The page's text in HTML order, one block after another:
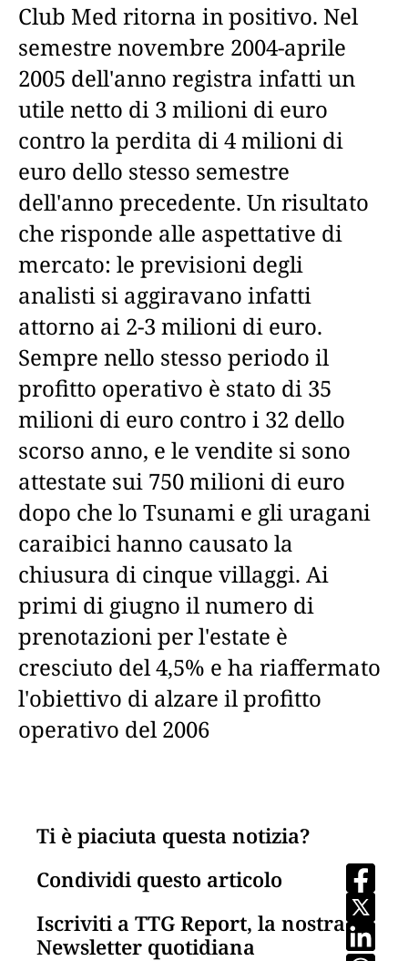
Club Med ritorna in positivo. Nel
semestre novembre 2004-aprile
2005 dell'anno registra infatti un
utile netto di 3 milioni di euro
contro la perdita di 4 milioni di
euro dello stesso semestre
dell'anno precedente. Un risultato
che risponde alle aspettative di
mercato: le previsioni degli
analisti si aggiravano infatti
attorno ai 2-3 milioni di euro.
Sempre nello stesso periodo il
profitto operativo è stato di 35
milioni di euro contro i 32 dello
scorso anno, e le vendite si sono
attestate sui 750 milioni di euro
dopo che lo Tsunami e gli uragani
caraibici hanno causato la
chiusura di cinque villaggi. Ai
primi di giugno il numero di
prenotazioni per l'estate è
cresciuto del 4,5% e ha riaffermato
l'obiettivo di alzare il profitto
operativo del 2006
Ti è piaciuta questa notizia?
Condividi questo articolo
Iscriviti a TTG Report, la nostra
Newsletter quotidiana